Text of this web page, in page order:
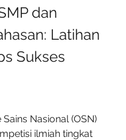
dan
Latihan
Sukses
Nasional (OSN)
ilmiah tingkat